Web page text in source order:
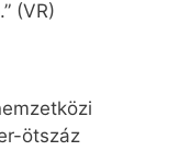
(VR)
ötszáz